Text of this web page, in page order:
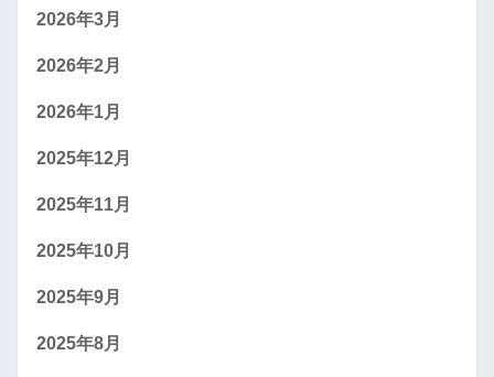
2026年3月
2026年2月
2026年1月
2025年12月
2025年11月
2025年10月
2025年9月
2025年8月